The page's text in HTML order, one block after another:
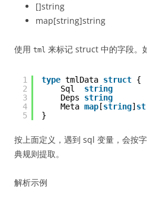
[]string
map[string]string
使用 tml 来标记 struct 中的字段。
1
2
3
4
5
type tmlData struct {
Sql string
Deps string
Meta map [string]
}
按上面定义，遇到 sql 变量，会按
典规则提取。
解析示例